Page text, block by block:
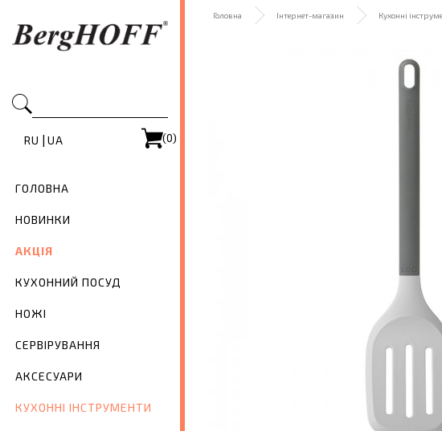
RU | UA (0)
ГОЛОВНА
НОВИНКИ
АКЦІЯ
КУХОННИЙ ПОСУД
НОЖІ
СЕРВІРУВАННЯ
АКСЕСУАРИ
КУХОННІ ІНСТРУМЕНТИ
Головна Інтернет-магазин Кухонні